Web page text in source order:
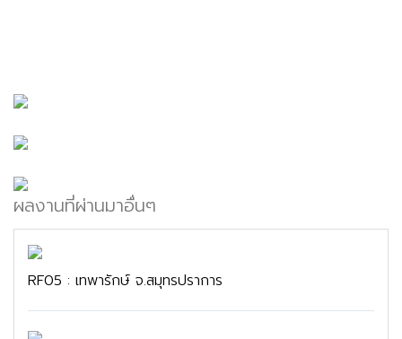
ผลงานที่ผ่านมาอื่นๆ
RF05 : เทพารักษ์ จ.สมุทรปราการ